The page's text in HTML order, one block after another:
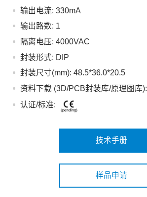
输出电流: 330mA
输出路数: 1
隔离电压: 4000VAC
封装形式: DIP
封装尺寸(mm): 48.5*36.0*20.5
资料下载 (3D/PCB封装库/原理图库):
认证/标准:
技术手册
样品申请